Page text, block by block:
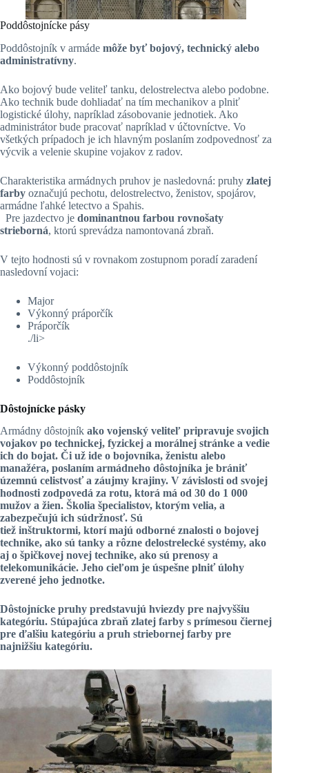
Poddôstojnícke pásy
Poddôstojník v armáde môže byť bojový, technický alebo
administratívny.
Ako bojový bude veliteľ tanku, delostrelectva alebo podobne.
Ako technik bude dohliadať na tím mechanikov a plniť
logistické úlohy, napríklad zásobovanie jednotiek. Ako
administrátor bude pracovať napríklad v účtovníctve. Vo
všetkých prípadoch je ich hlavným poslaním zodpovednosť za
výcvik a velenie skupine vojakov z radov.
Charakteristika armádnych pruhov je nasledovná: pruhy zlatej
farby označujú pechotu, delostrelectvo, ženistov, spojárov,
armádne ľahké letectvo a Spahis.
Pre jazdectvo je dominantnou farbou rovnošaty
strieborná, ktorú sprevádza namontovaná zbraň.
V tejto hodnosti sú v rovnakom zostupnom poradí zaradení
nasledovní vojaci:
Major
Výkonný práporčík
Práporčík
./li>
Výkonný poddôstojník
Poddôstojník
Dôstojnícke pásky
Armádny dôstojník ako vojenský veliteľ pripravuje svojich
vojakov po technickej, fyzickej a morálnej stránke a vedie
ich do bojat. Či už ide o bojovníka, ženistu alebo
manažéra, poslaním armádneho dôstojníka je brániť
územnú celistvosť a záujmy krajiny. V závislosti od svojej
hodnosti zodpovedá za rotu, ktorá má od 30 do 1 000
mužov a žien. Školia špecialistov, ktorým velia, a
zabezpečujú ich súdržnosť. Sú
tiež inštruktormi, ktorí majú odborné znalosti o bojovej
technike, ako sú tanky a rôzne delostrelecké systémy, ako
aj o špičkovej novej technike, ako sú prenosy a
telekomunikácie. Jeho cieľom je úspešne plniť úlohy
zverené jeho jednotke.
Dôstojnícke pruhy predstavujú hviezdy pre najvyššiu
kategóriu. Stúpajúca zbraň zlatej farby s prímesou čiernej
pre ďalšiu kategóriu a pruh striebornej farby pre
najnižšiu kategóriu.